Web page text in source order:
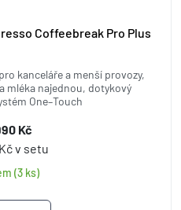
Coffeebreak Pro Plus
kanceláře a menší provozy,
mléka najednou, dotykový
One–Touch
Kč
v setu
(3 ks)